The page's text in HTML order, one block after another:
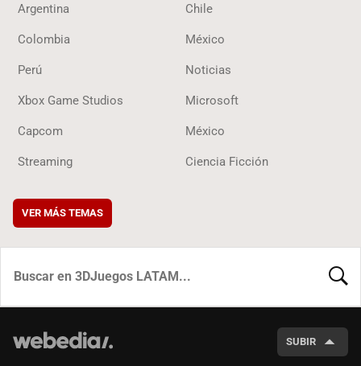
Argentina Chile
Colombia México
Perú Noticias
Xbox Game Studios Microsoft
Capcom México
Streaming Ciencia Ficción
VER MÁS TEMAS
SUBIR